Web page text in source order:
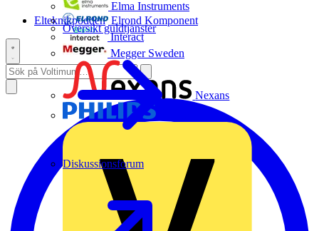
Elma Instruments
Elrond Komponent
Interact
Megger Sweden
Nexans
Översikt guldtjänster
Diskussionsforum
Elteknikpodden